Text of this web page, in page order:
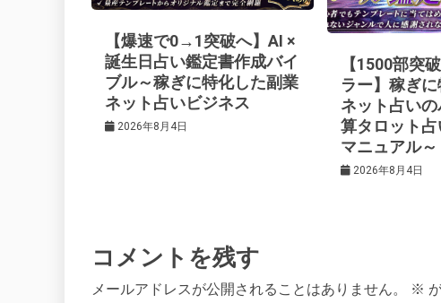
ー
シ
ョ
【爆速で0→1突破へ】AI ×
誕生日占い鑑定書作成バイ
ブル～稼ぎに特化した副業
ネット占いビジネス
2026年8月4日
【1500部突
ラー】稼ぎ
ネット占い
算タロット
マニュアル～
2026年8月4日
コメントを残す
メールアドレスが公開されることはありません。 ※